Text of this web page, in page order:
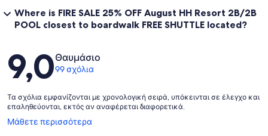
Where is FIRE SALE 25% OFF August HH Resort 2B/2B
POOL closest to boardwalk FREE SHUTTLE located?
Σχόλια
9,0Θαυμάσιο
99 σχόλια
Τα σχόλια εμφανίζονται με χρονολογική σειρά, υπόκεινται σε έλεγχο και
επαληθεύονται, εκτός αν αναφέρεται διαφορετικά.
Μάθετε περισσότερα
Ανοίγει